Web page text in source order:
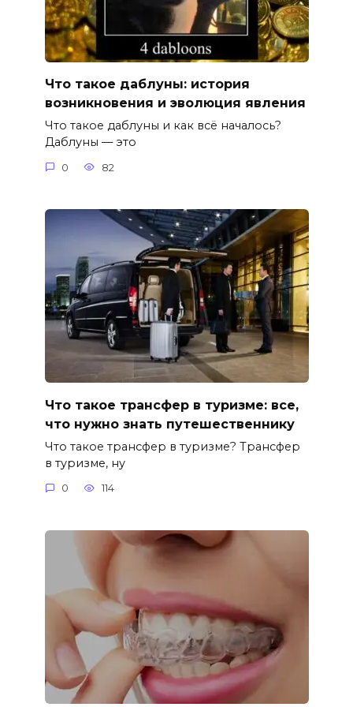
Что такое даблуны: история
возникновения и эволюция явления
Что такое даблуны и как всё началось?
Даблуны — это
0 82
Что такое трансфер в туризме: все,
что нужно знать путешественнику
Что такое трансфер в туризме? Трансфер
в туризме, ну
0 114